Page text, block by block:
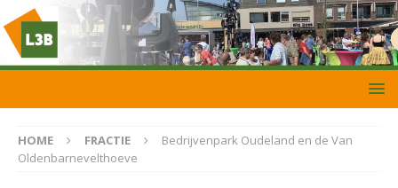
HOME FRACTIE
Bedrijvenpark Oudeland en de Van
Oldenbarnevelthoeve